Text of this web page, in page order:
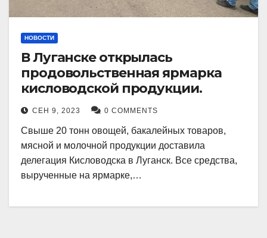
НОВОСТИ
В Луганске открылась
продовольственная ярмарка
кисловодской продукции.
СЕН 9, 2023 0 COMMENTS
Свыше 20 тонн овощей, бакалейных товаров,
мясной и молочной продукции доставила
делегация Кисловодска в Луганск. Все средства,
вырученные на ярмарке,…